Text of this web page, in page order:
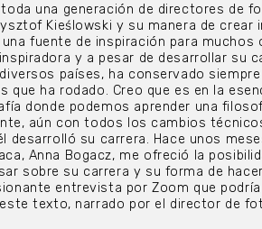
una generación de directores de
Kieślowski y su manera de crear
fuente de inspiración para muchos
y a pesar de desarrollar su
países, ha conservado
ha rodado. Creo que es en la
donde podemos aprender una
aún con todos los cambios
desarrolló su carrera. Hace unos
Anna Bogacz, me ofreció la
sobre su carrera y su forma de
entrevista por Zoom que podría
texto, narrado por el director de